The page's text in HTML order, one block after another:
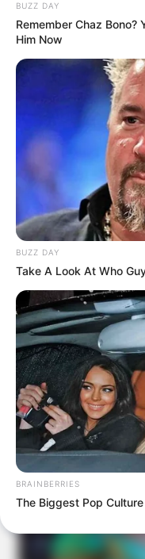
BUZZ DAY
Remember Chaz Bono?
Him Now
BUZZ DAY
Take A Look At Who
BRAINBERRIES
The Biggest Pop